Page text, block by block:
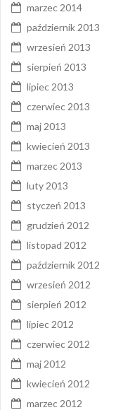
marzec 2014
październik 2013
wrzesień 2013
sierpień 2013
lipiec 2013
czerwiec 2013
maj 2013
kwiecień 2013
marzec 2013
luty 2013
styczeń 2013
grudzień 2012
listopad 2012
październik 2012
wrzesień 2012
sierpień 2012
lipiec 2012
czerwiec 2012
maj 2012
kwiecień 2012
marzec 2012